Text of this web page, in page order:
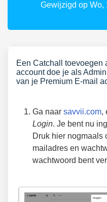
Gewijzigd op Wo,
Een Catchall toevoegen
account doe je als
van je Premium E-mail
Ga naar savvii.com,
Login. Je bent nu
Druk hier nogmaals
mailadres en
wachtwoord bent